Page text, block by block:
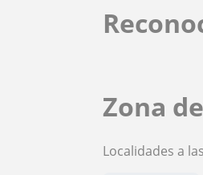
Zona
Localidades a